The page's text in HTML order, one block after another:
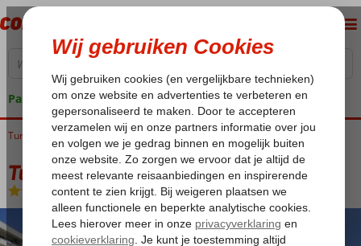
Pakketgarantie
Home
Turkije Egeische kust Kusadasi Ladies Beach Tuntas Family Suites
Tuntas Family Suites
Logies-Appartement